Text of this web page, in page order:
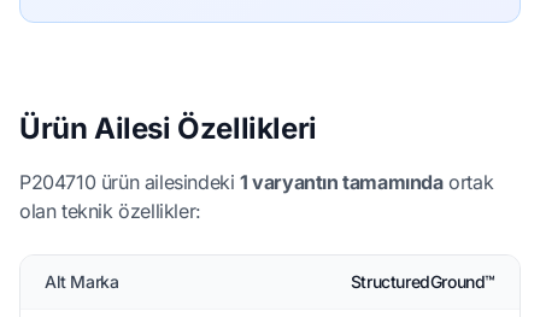
Ürün Ailesi Özellikleri
P204710 ürün ailesindeki 1 varyantın tamamındaortak
olan teknik özellikler:
Alt Marka StructuredGround™